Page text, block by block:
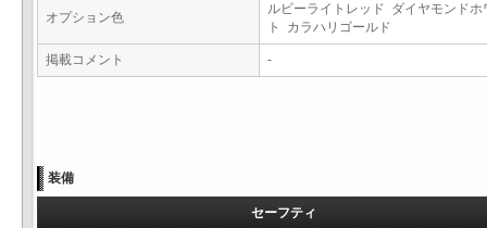
オプション色
ルビーライトレッド ダイヤモンドホ
ト カラハリゴールド
掲載コメント -
装備
セーフティ